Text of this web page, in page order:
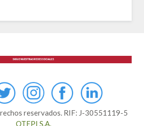
reservados. RIF: J-30551119-5
OTEPI S.A.